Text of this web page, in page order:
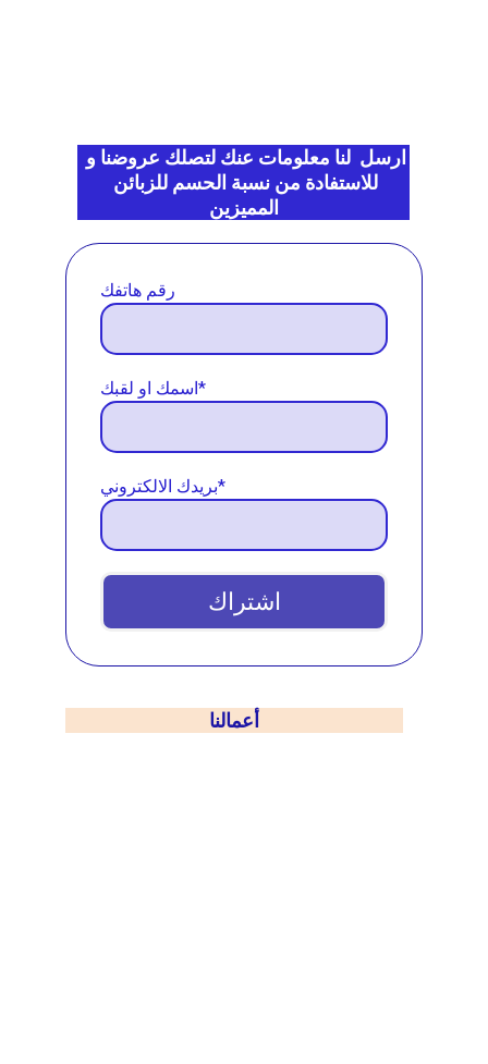
رقم هاتفك
اسمك او لقبك*
بريدك الالكتروني*
اشتراك
ارسل  لنا معلومات عنك لتصلك عروضنا و
للاستفادة من نسبة الحسم للزبائن
المميزين
أعمالنا